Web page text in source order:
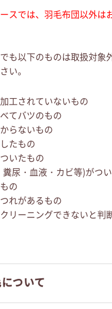
スでは、羽毛布団以外は
も以下のものは取扱対象
い。
工されていないもの
てバツのもの
らないもの
たもの
いたもの
糞尿・血液・カビ等)がつ
の
れがあるもの
リーニングできないと判
ついて